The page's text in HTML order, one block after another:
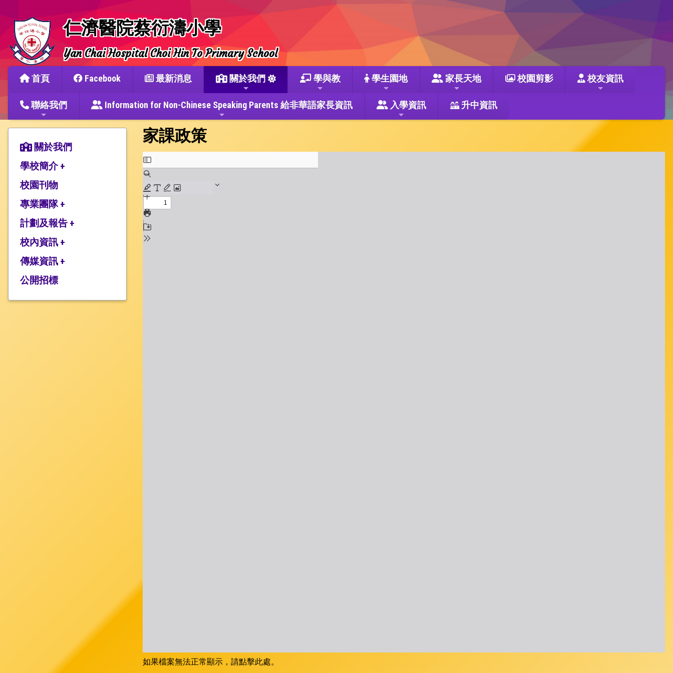
仁濟醫院蔡衍濤小學
Yan Chai Hospital Choi Hin To Primary School
首頁 Facebook 最新消息 關於我們 學與教 學生園地 家長天地 校園剪影 校友資訊
聯絡我們 Information for Non-Chinese Speaking Parents 給非華語家長資訊 入學資訊 升中資訊
關於我們
學校簡介 +
辦學宗旨與簡史
仁濟教育簡介
本校捐建人介紹
校監的話
校園刊物
專業團隊 +
教師團隊
行政架構
計劃及報告 +
2025-2026年度計劃
2024-2025年度報告
2024-2025年度計劃
校內資訊 +
學校設施
校服樣式
傳媒資訊 +
媒體報道
公開招標
家課政策
如果檔案無法正常顯示，請點擊此處。